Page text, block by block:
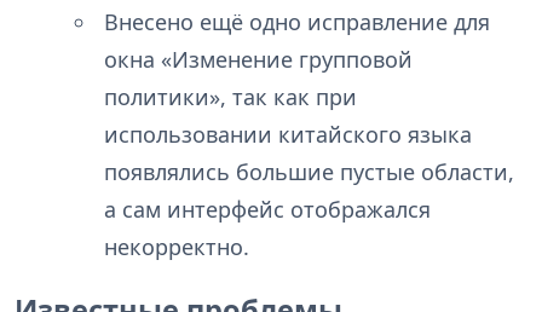
Внесено ещё одно исправление для
окна «Изменение групповой
политики», так как при
использовании китайского языка
появлялись большие пустые области,
а сам интерфейс отображался
некорректно.